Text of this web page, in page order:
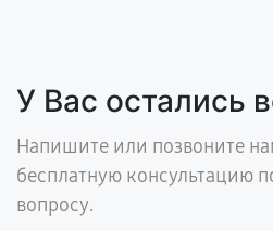
У Вас остались
Напишите или позвоните
бесплатную консультацию
вопросу.